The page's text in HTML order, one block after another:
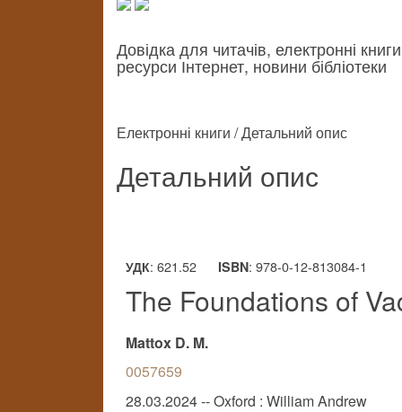
Довідка для читачів, електронні
ресурси Інтернет, новини бібліотеки
Електронні книги / Детальний опис
Детальний опис
УДК: 621.52 ISBN: 978-0-12-813084-1
The Foundations of
Mattox D. M.
0057659
28.03.2024 -- Oxford : William Andrew